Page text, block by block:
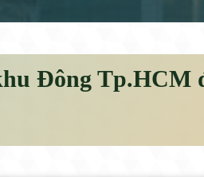
Đông Tp.HCM